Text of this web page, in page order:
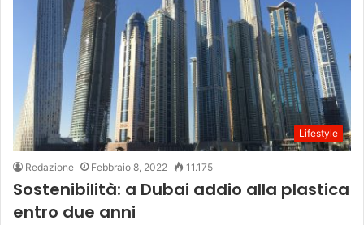
Lifestyle
Redazione Febbraio 8, 2022 11.175
Sostenibilità: a Dubai addio alla plastica
entro due anni